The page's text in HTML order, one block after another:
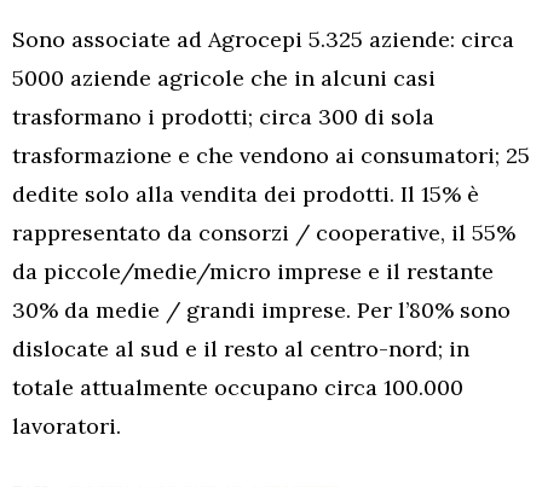
Sono associate ad Agrocepi 5.325 aziende: circa
5000 aziende agricole che in alcuni casi
trasformano i prodotti; circa 300 di sola
trasformazione e che vendono ai consumatori; 25
dedite solo alla vendita dei prodotti. Il 15% è
rappresentato da consorzi / cooperative, il 55%
da piccole/medie/micro imprese e il restante
30% da medie / grandi imprese. Per l’80% sono
dislocate al sud e il resto al centro-nord; in
totale attualmente occupano circa 100.000
lavoratori.